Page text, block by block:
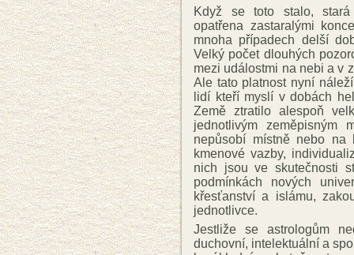
Když se toto stalo, stará
opatřena zastaralými
mnoha případech delší
Velký počet dlouhých
mezi událostmi na nebi a v
Ale tato platnost nyní
lidí kteří myslí v dobách
Země ztratilo alespoň
jednotlivým zeměpisným
nepůsobí místně nebo
kmenové vazby,
nich jsou ve skutečnosti
podmínkách nových
křesťanství a islámu,
jednotlivce.
Jestliže se astrologům
duchovní, intelektuální a